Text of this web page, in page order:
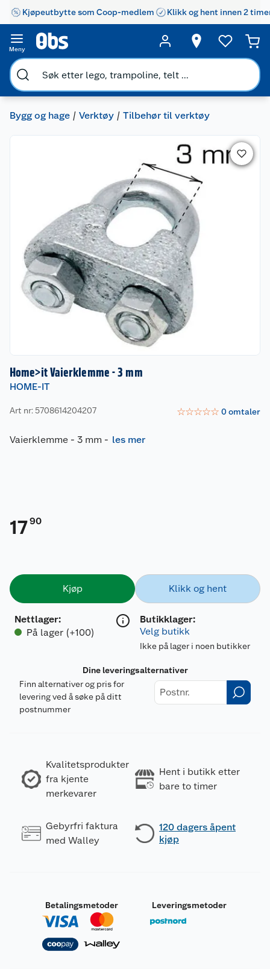
Kjøpeutbytte som Coop-medlem Klikk og hent innen 2
Meny
Bygg og hage Verktøy Tilbehør til verktøy
Home>it Vaierklemme - 3 mm
HOME-IT
Art nr: 5708614204207 ☆☆☆☆☆ 0omtaler
Vaierklemme - 3 mm - les mer
1790
Kjøp
Nettlager:
På lager (+100)
Klikk og hent
Butikklager:
Velg butikk
Ikke på lager i noen butikker
Dine leveringsalternativer
Finn alternativer og pris for
levering ved å søke på ditt
postnummer
Kvalitetsprodukter
fra kjente
merkevarer
Hent i butikk etter
bare to timer
Gebyrfri faktura
med Walley
120 dagers åpent
kjøp
Betalingsmetoder Leveringsmetoder